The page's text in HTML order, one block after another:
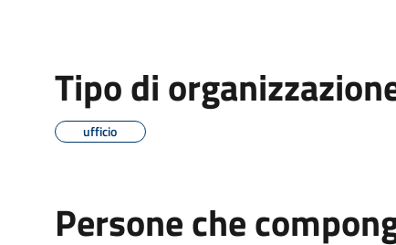
Tipo di
ufficio
Persone che